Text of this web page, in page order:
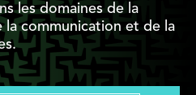
les domaines de la
communication et de la